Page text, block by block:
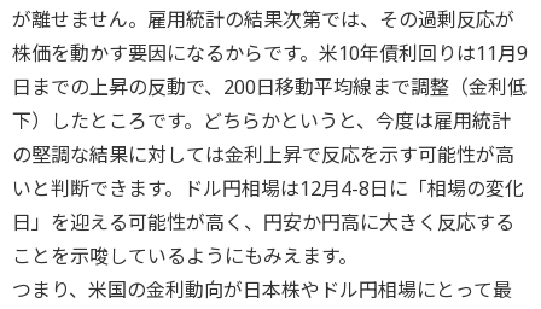
が離せません。雇用統計の結果次第では、その過剰反応が
株価を動かす要因になるからです。米10年債利回りは11月9
日までの上昇の反動で、200日移動平均線まで調整（金利低
下）したところです。どちらかというと、今度は雇用統計
の堅調な結果に対しては金利上昇で反応を示す可能性が高
いと判断できます。ドル円相場は12月4-8日に「相場の変化
日」を迎える可能性が高く、円安か円高に大きく反応する
ことを示唆しているようにもみえます。
つまり、米国の金利動向が日本株やドル円相場にとって最